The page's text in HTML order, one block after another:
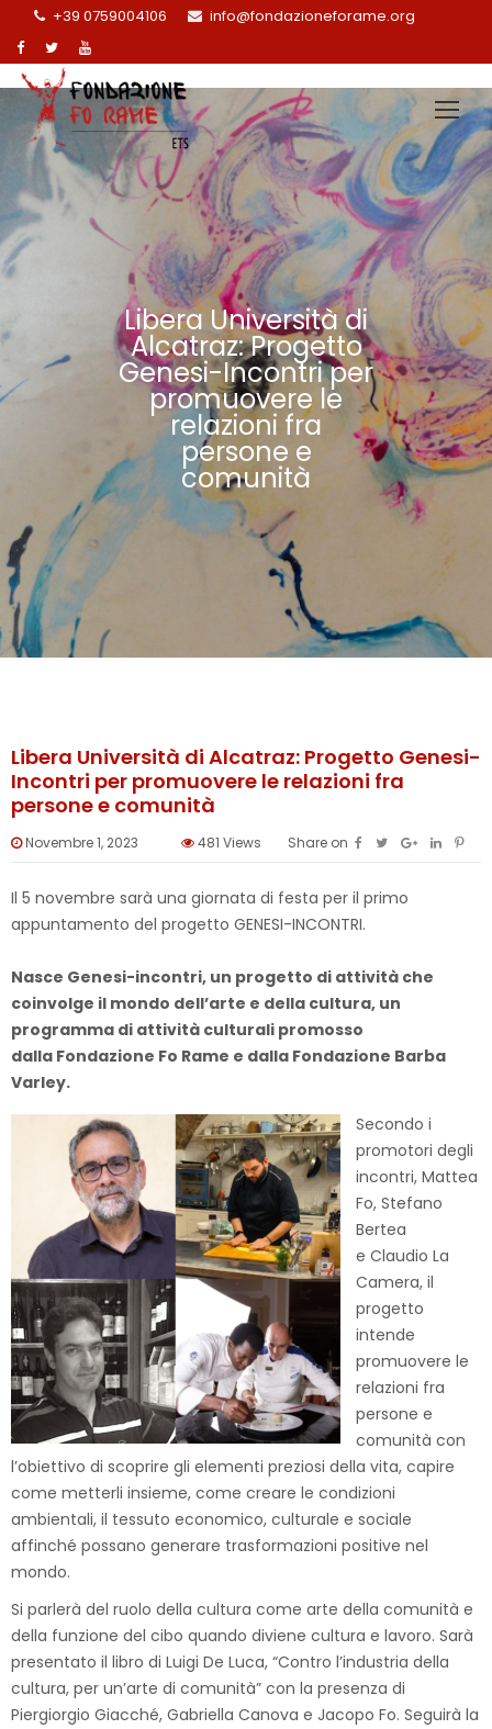
+39 0759004106 info@fondazioneforame.org
Libera Università di
Alcatraz: Progetto
Genesi-Incontri per
promuovere le
relazioni fra
persone e
comunità
Libera Università di Alcatraz: Progetto Genesi-
Incontri per promuovere le relazioni fra
persone e comunità
Novembre 1, 2023 481 Views Share on
Il 5 novembre sarà una giornata di festa per il primo
appuntamento del progetto GENESI-INCONTRI.
Nasce Genesi-incontri, un progetto di attività che
coinvolge il mondo dell’arte e della cultura, un
programma di attività culturali promosso
dalla Fondazione Fo Rame e dalla Fondazione Barba
Varley.
Secondo i
promotori degli
incontri, Mattea
Fo, Stefano
Bertea
e Claudio La
Camera, il
progetto
intende
promuovere le
relazioni fra
persone e
comunità con
l’obiettivo di scoprire gli elementi preziosi della vita, capire
come metterli insieme, come creare le condizioni
ambientali, il tessuto economico, culturale e sociale
affinché possano generare trasformazioni positive nel
mondo.
Si parlerà del ruolo della cultura come arte della comunità e
della funzione del cibo quando diviene cultura e lavoro. Sarà
presentato il libro di Luigi De Luca, “Contro l’industria della
cultura, per un’arte di comunità” con la presenza di
Piergiorgio Giacché, Gabriella Canova e Jacopo Fo. Seguirà la